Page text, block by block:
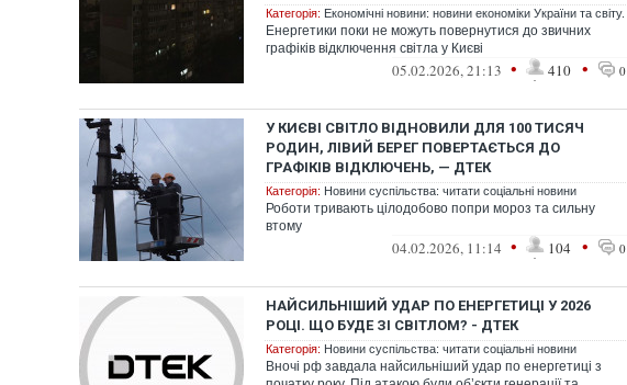
Категорія: Економічні новини: новини економіки України та світу.
Енергетики поки не можуть повернутися до звичних
графіків відключення світла у Києві
05.02.2026, 21:13 • 410 • 0
У КИЄВІ СВІТЛО ВІДНОВИЛИ ДЛЯ 100 ТИСЯЧ
РОДИН, ЛІВИЙ БЕРЕГ ПОВЕРТАЄТЬСЯ ДО
ГРАФІКІВ ВІДКЛЮЧЕНЬ, — ДТЕК
Категорія: Новини суспільства: читати соціальні новини
Роботи тривають цілодобово попри мороз та сильну
втому
04.02.2026, 11:14 • 104 • 0
НАЙСИЛЬНІШИЙ УДАР ПО ЕНЕРГЕТИЦІ У 2026
РОЦІ. ЩО БУДЕ ЗІ СВІТЛОМ? - ДТЕК
Категорія: Новини суспільства: читати соціальні новини
Вночі рф завдала найсильніший удар по енергетиці з